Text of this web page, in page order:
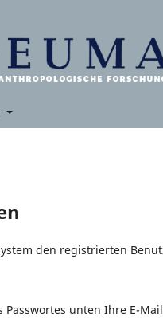
den registrierten
unten Ihre E-